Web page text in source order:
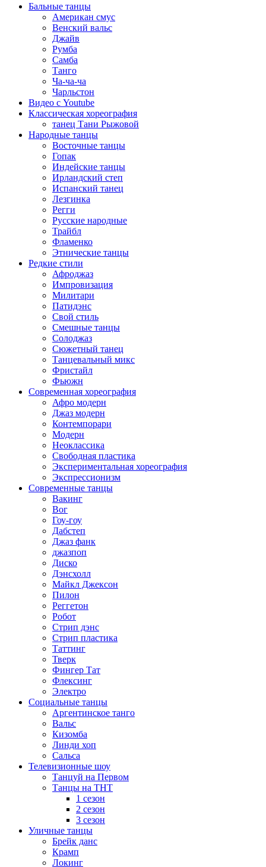
Бальные танцы
Американ смус
Венский вальс
Джайв
Румба
Самба
Танго
Ча-ча-ча
Чарльстон
Видео с Youtube
Классическая хореография
танец Тани Рыжовой
Народные танцы
Восточные танцы
Гопак
Индейские танцы
Ирландский степ
Испанский танец
Лезгинка
Регги
Русские народные
Трайбл
Фламенко
Этнические танцы
Редкие стили
Афроджаз
Импровизация
Милитари
Патидэнс
Свой стиль
Смешные танцы
Солоджаз
Сюжетный танец
Танцевальный микс
Фристайл
Фьюжн
Современная хореография
Афро модерн
Джаз модерн
Контемпорари
Модерн
Неоклассика
Свободная пластика
Экспериментальная хореография
Экспрессионизм
Современные танцы
Вакинг
Вог
Гоу-гоу
Дабстеп
Джаз фанк
джазпоп
Диско
Дэнсхолл
Майкл Джексон
Пилон
Реггетон
Робот
Стрип дэнс
Стрип пластика
Таттинг
Тверк
Фингер Тат
Флексинг
Электро
Социальные танцы
Аргентинское танго
Вальс
Кизомба
Линди хоп
Сальса
Телевизионные шоу
Танцуй на Первом
Танцы на ТНТ
1 сезон
2 сезон
3 сезон
Уличные танцы
Брейк данс
Крамп
Локинг